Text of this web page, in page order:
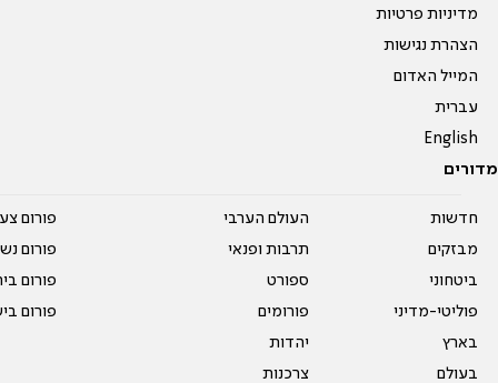
מדיניות פרטיות
הצהרת נגישות
המייל האדום
עברית
English
מדורים
חדשות
מבזקים
ביטחוני
פוליטי-מדיני
בארץ
בעולם
העולם הערבי
תרבות ופנאי
ספורט
פורומים
יהדות
צרכנות
פורום
פורום
פורום
פורום